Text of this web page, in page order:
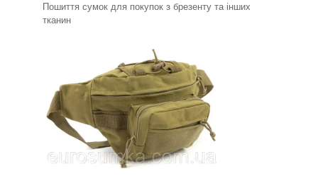
Пошиття сумок для покупок з брезенту та інших
тканин